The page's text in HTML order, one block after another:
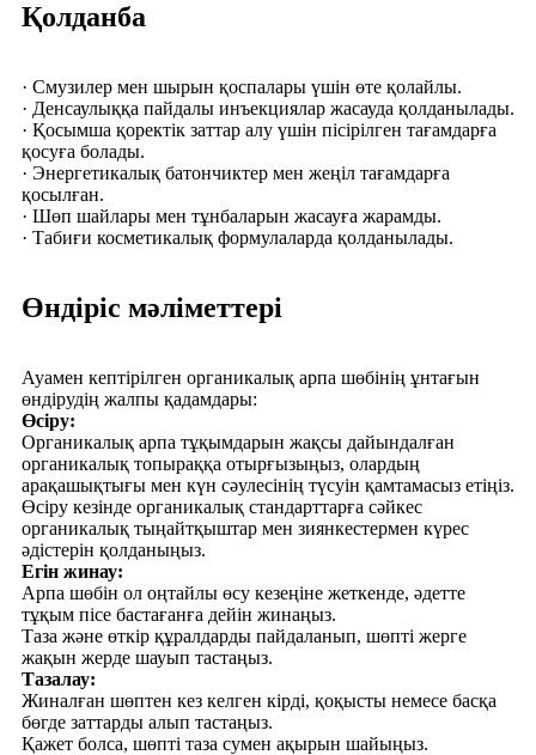
Қолданба
· Смузилер мен шырын қоспалары үшін өте қолайлы.
· Денсаулыққа пайдалы инъекциялар жасауда қолданылады.
· Қосымша қоректік заттар алу үшін пісірілген тағамдарға
қосуға болады.
· Энергетикалық батончиктер мен жеңіл тағамдарға
қосылған.
· Шөп шайлары мен тұнбаларын жасауға жарамды.
· Табиғи косметикалық формулаларда қолданылады.
Өндіріс мәліметтері
Ауамен кептірілген органикалық арпа шөбінің ұнтағын
өндірудің жалпы қадамдары:
Өсіру:
Органикалық арпа тұқымдарын жақсы дайындалған
органикалық топыраққа отырғызыңыз, олардың
арақашықтығы мен күн сәулесінің түсуін қамтамасыз етіңіз.
Өсіру кезінде органикалық стандарттарға сәйкес
органикалық тыңайтқыштар мен зиянкестермен күрес
әдістерін қолданыңыз.
Егін жинау:
Арпа шөбін ол оңтайлы өсу кезеңіне жеткенде, әдетте
тұқым пісе бастағанға дейін жинаңыз.
Таза және өткір құралдарды пайдаланып, шөпті жерге
жақын жерде шауып тастаңыз.
Тазалау:
Жиналған шөптен кез келген кірді, қоқысты немесе басқа
бөгде заттарды алып тастаңыз.
Қажет болса, шөпті таза сумен ақырын шайыңыз.